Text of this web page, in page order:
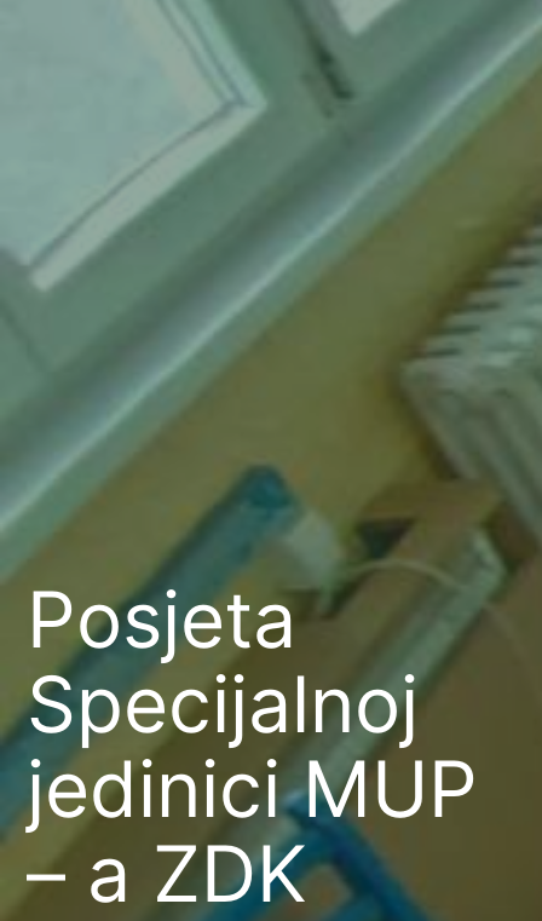
Posjeta
Specijalnoj
jedinici MUP
– a ZDK